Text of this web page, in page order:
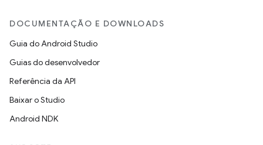
DOCUMENTAÇÃO E DOWNLOADS
Guia do Android Studio
Guias do desenvolvedor
Referência da API
Baixar o Studio
Android NDK